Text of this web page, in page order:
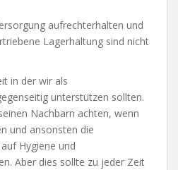
aufrechterhalten und
Lagerhaltung sind nicht
in der wir als
unterstützen sollten.
Nachbarn achten, wenn
und ansonsten die
Hygiene und
Aber dies sollte zu jeder Zeit